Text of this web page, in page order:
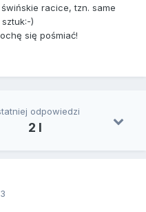
racice, tzn. same
)
się pośmiać!
odpowiedzi
2 l